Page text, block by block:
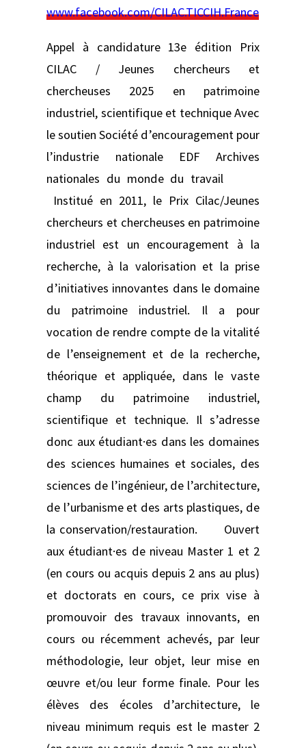
www.facebook.com/CILAC.TICCIH.France
Appel à candidature 13e édition Prix
CILAC / Jeunes chercheurs et
chercheuses 2025 en patrimoine
industriel, scientifique et technique Avec
le soutien Société d’encouragement pour
l’industrie nationale EDF Archives
nationales du monde du travail
Institué en 2011, le Prix Cilac/Jeunes
chercheurs et chercheuses en patrimoine
industriel est un encouragement à la
recherche, à la valorisation et la prise
d’initiatives innovantes dans le domaine
du patrimoine industriel. Il a pour
vocation de rendre compte de la vitalité
de l’enseignement et de la recherche,
théorique et appliquée, dans le vaste
champ du patrimoine industriel,
scientifique et technique. Il s’adresse
donc aux étudiant·es dans les domaines
des sciences humaines et sociales, des
sciences de l’ingénieur, de l’architecture,
de l’urbanisme et des arts plastiques, de
la conservation/restauration. Ouvert
aux étudiant·es de niveau Master 1 et 2
(en cours ou acquis depuis 2 ans au plus)
et doctorats en cours, ce prix vise à
promouvoir des travaux innovants, en
cours ou récemment achevés, par leur
méthodologie, leur objet, leur mise en
œuvre et/ou leur forme finale. Pour les
élèves des écoles d’architecture, le
niveau minimum requis est le master 2